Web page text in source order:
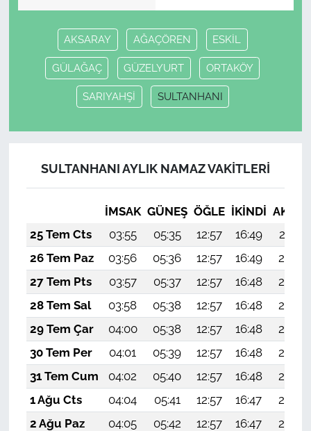
AKSARAY AĞAÇÖREN ESKİL
GÜLAĞAÇ GÜZELYURT ORTAKÖY
SARIYAHŞİ SULTANHANI
SULTANHANI AYLIK NAMAZ VAKITLERI
İMSAK GÜNEŞ ÖĞLE İKINDI
25 Tem Cts
03:55 05:35 12:57 16:49
20:10
26 Tem Paz
03:56 05:36 12:57 16:49
20:09
27 Tem Pts
03:57 05:37 12:57 16:48
20:08
28 Tem Sal
03:58 05:38 12:57 16:48
20:07
29 Tem Çar
04:00 05:38 12:57 16:48
20:06
30 Tem Per
04:01 05:39 12:57 16:48
20:05
31 Tem Cum
04:02 05:40 12:57 16:48
20:04
1 Ağu Cts
04:04 05:41 12:57 16:47
20:03
2 Ağu Paz
04:05 05:42 12:57 16:47
20:02